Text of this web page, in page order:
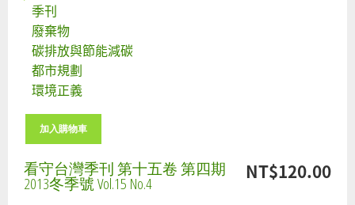
季刊
廢棄物
碳排放與節能減碳
都市規劃
環境正義
NT$120.00
看守台灣季刊 第十五卷 第四期
2013冬季號 Vol.15 No.4